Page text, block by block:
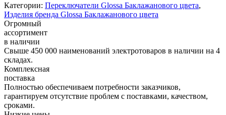
Категории: Переключатели Glossa Баклажанового цвета,
Изделия бренда Glossa Баклажанового цвета
Огромный
ассортимент
в наличии
Свыше 450 000 наименований электротоваров в наличии на 4
складах.
Комплексная
поставка
Полностью обеспечиваем потребности заказчиков,
гарантируем отсутствие проблем с поставками, качеством,
сроками.